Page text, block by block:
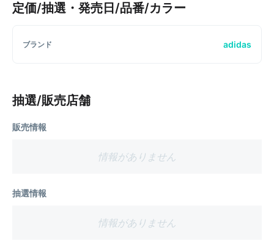
定価/抽選・発売日/品番/カラー
ブランド adidas
抽選/販売店舗
販売情報
情報がありません
抽選情報
情報がありません